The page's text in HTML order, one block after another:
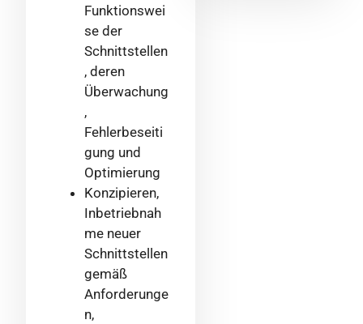
Funktionswei
se der
Schnittstellen
, deren
Überwachung
,
Fehlerbeseiti
gung und
Optimierung
Konzipieren,
Inbetriebnah
me neuer
Schnittstellen
gemäß
Anforderunge
n,